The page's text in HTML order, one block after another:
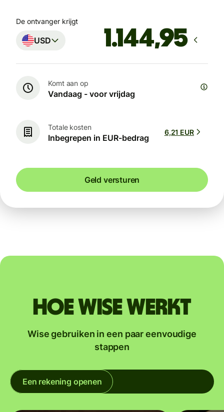
De ontvanger krijgt
USD
Komt aan op
Vandaag - voor vrijdag
Totale kosten
Inbegrepen in EUR-bedrag
6,21 EUR
Geld versturen
Hoe Wise werkt
Wise gebruiken in een paar eenvoudige
stappen
Een rekening openen